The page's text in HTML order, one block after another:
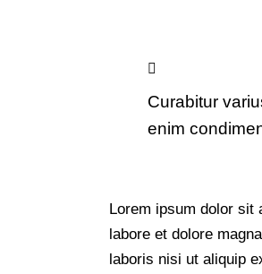
Curabitur
enim
Lorem ipsum dolor sit
labore et dolore
laboris nisi ut aliquip